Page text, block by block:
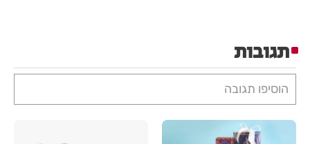
תגובות
הוסיפו תגובה